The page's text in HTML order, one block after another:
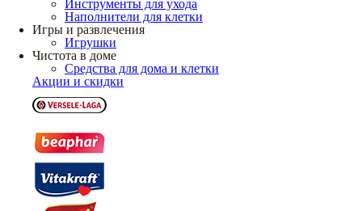
Инструменты для ухода
Наполнители для клетки
Игры и развлечения
Игрушки
Чистота в доме
Средства для дома и клетки
Акции и скидки